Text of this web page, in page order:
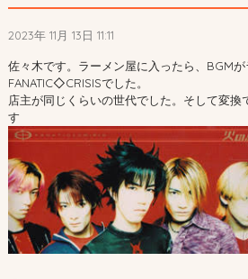
2023年 11月 13日 11:11
佐々木です。ラーメン屋に入ったら、BGM
FANATIC◇CRISISでした。
店主が同じくらいの世代でした。そして変
す